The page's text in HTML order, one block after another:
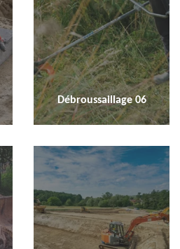
Débroussaillage 06